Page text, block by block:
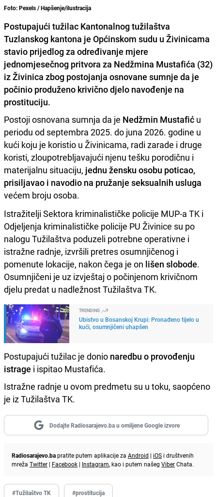
Foto: Pexels / Hapšenje/ilustracija
Postupajući tužilac Kantonalnog tužilaštva
Tuzlanskog kantona je Općinskom sudu u Živinicama
stavio prijedlog za određivanje mjere
jednomjesečnog pritvora za Nedžmina Mustafića (32)
iz Živinica zbog postojanja osnovane sumnje da je
počinio produženo krivično djelo navođenje na
prostituciju.
Postoji osnovana sumnja da je Nedžmin Mustafić u
periodu od septembra 2025. do juna 2026. godine u
kući koju je koristio u Živinicama, radi zarade i druge
koristi, zloupotrebljavajući njenu tešku porodičnu i
materijalnu situaciju, jednu žensku osobu poticao,
prisiljavao i navodio na pružanje seksualnih usluga
većem broju osoba.
Istražitelji Sektora kriminalističke policije MUP-a TK i
Odjeljenja kriminalističke policije PU Živinice su po
nalogu Tužilaštva poduzeli potrebne operativne i
istražne radnje, izvršili pretres osumnjičenog i
pomenute lokacije, nakon čega je on lišen slobode.
Osumnjičeni je uz izvještaj o počinjenom krivičnom
djelu predat u nadležnost Tužilaštva TK.
TRENDING
Ubistvo u Bosanskoj Krupi: Pronađeno tijelo u
kući, osumnjičeni uhapšen
Postupajući tužilac je donio naredbu o provođenju
istrage i ispitao Mustafića.
Istražne radnje u ovom predmetu su u toku, saopćeno
je iz Tužilaštva TK.
Dodajte Radiosarajevo.ba u omiljene Google izvore
Radiosarajevo.bapratite putem aplikacije za Android | iOS i društvenih
mreža Twitter | Facebook | Instagram, kao i putem našeg ViberChata.
#Tužilaštvo TK #prostitucija